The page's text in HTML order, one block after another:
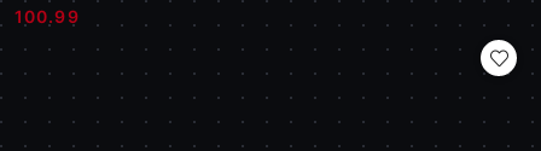
Cena:
Cena:
100.99